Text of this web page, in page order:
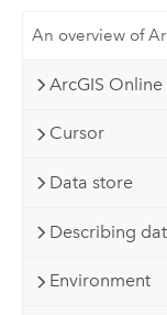
An overview of
ArcGIS Online
Cursor
Data store
Describing
Environment